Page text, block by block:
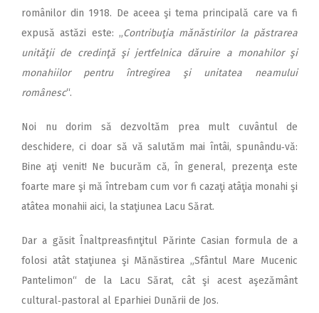
românilor din 1918. De aceea şi tema principală care va fi
expusă astăzi este: „Contribuţia mănăstirilor la păstrarea
unităţii de credinţă şi jertfelnica dăruire a monahilor şi
monahiilor pentru întregirea şi unitatea neamului
românesc“.
Noi nu dorim să dezvoltăm prea mult cuvântul de
deschidere, ci doar să vă salutăm mai întâi, spunându‑vă:
Bine aţi venit! Ne bucurăm că, în general, prezenţa este
foarte mare şi mă întrebam cum vor fi cazaţi atâţia monahi şi
atâtea monahii aici, la staţiunea Lacu Sărat.
Dar a găsit Înaltpreasfinţitul Părinte Casian formula de a
folosi atât staţiunea şi Mănăstirea „Sfântul Mare Mucenic
Pantelimon“ de la Lacu Sărat, cât şi acest aşezământ
cultural‑pastoral al Eparhiei Dunării de Jos.